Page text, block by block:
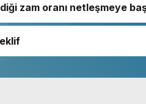
zam oranı netleşmeye